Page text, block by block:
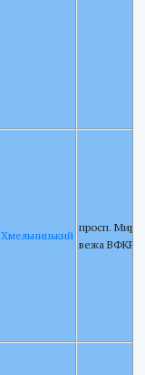
Хмельницький
просп. Миру
вежа